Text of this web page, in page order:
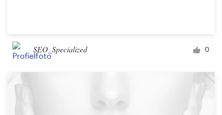
SEO_Specialized 0